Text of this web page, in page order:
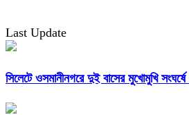
Last Update
সিলেটে ওসমানীনগরে দুই বাসের মুখোমুখি